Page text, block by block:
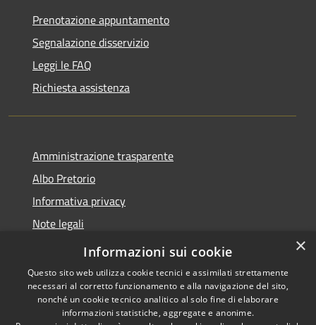
Prenotazione appuntamento
Segnalazione disservizio
Leggi le FAQ
Richiesta assistenza
Amministrazione trasparente
Albo Pretorio
Informativa privacy
Note legali
Dichiarazione di accessibilità
Copyright © 2026 • Comune di
×
Informazioni sui cookie
Questo sito web utilizza cookie tecnici e assimilati strettamente
necessari al corretto funzionamento e alla navigazione del sito,
nonché un cookie tecnico analitico al solo fine di elaborare
informazioni statistiche, aggregate e anonime.